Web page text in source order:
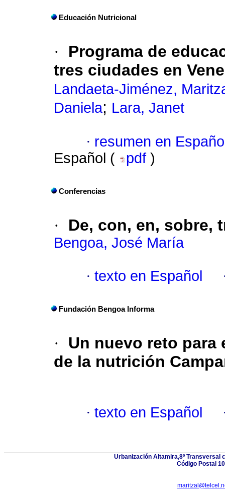
Educación Nutricional
·
Programa de
tres ciudades en
Landaeta-Jiménez,
Daniela; Lara, Janet
· resumen en
Español (
pdf )
Conferencias
· De, con, en, sobre,
Bengoa, José María
· texto en Español
Fundación Bengoa Informa
·
Un nuevo reto
de la nutrición
· texto en Español
Urbanización Altamira,8º Transversal
Código Postal